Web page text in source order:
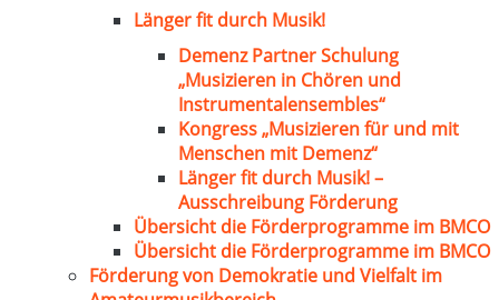
Länger fit durch Musik!
Demenz Partner Schulung
„Musizieren in Chören und
Instrumentalensembles“
Kongress „Musizieren für und mit
Menschen mit Demenz“
Länger fit durch Musik! –
Ausschreibung Förderung
Übersicht die Förderprogramme im BMCO
Übersicht die Förderprogramme im BMCO
Förderung von Demokratie und Vielfalt im